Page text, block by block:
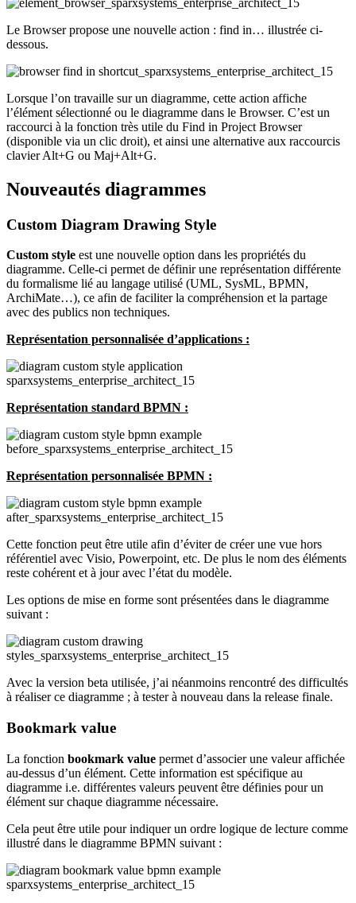
Le Browser propose une nouvelle action : find in… illustrée ci-
dessous.
Lorsque l’on travaille sur un diagramme, cette action affiche
l’élément sélectionné ou le diagramme dans le Browser. C’est un
raccourci à la fonction très utile du Find in Project Browser
(disponible via un clic droit), et ainsi une alternative aux raccourcis
clavier Alt+G ou Maj+Alt+G.
Nouveautés diagrammes
Custom Diagram Drawing Style
Custom style est une nouvelle option dans les propriétés du
diagramme. Celle-ci permet de définir une représentation différente
du formalisme lié au langage utilisé (UML, SysML, BPMN,
ArchiMate…), ce afin de faciliter la compréhension et la partage
avec des publics non techniques.
Représentation personnalisée d’applications :
Représentation standard BPMN :
Représentation personnalisée BPMN :
Cette fonction peut être utile afin d’éviter de créer une vue hors
référentiel avec Visio, Powerpoint, etc. De plus le nom des éléments
reste cohérent et à jour avec l’état du modèle.
Les options de mise en forme sont présentées dans le diagramme
suivant :
Avec la version beta utilisée, j’ai néanmoins rencontré des difficultés
à réaliser ce diagramme ; à tester à nouveau dans la release finale.
Bookmark value
La fonction bookmark value permet d’associer une valeur affichée
au-dessus d’un élément. Cette information est spécifique au
diagramme i.e. différentes valeurs peuvent être définies pour un
élément sur chaque diagramme nécessaire.
Cela peut être utile pour indiquer un ordre logique de lecture comme
illustré dans le diagramme BPMN suivant :